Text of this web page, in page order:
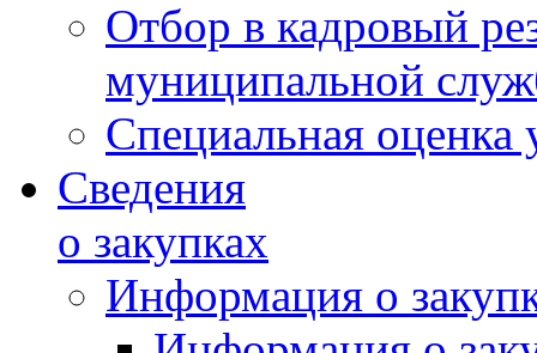
Отбор в кадровый
муниципальной
Специальная оценка
Сведения
о закупках
Информация о